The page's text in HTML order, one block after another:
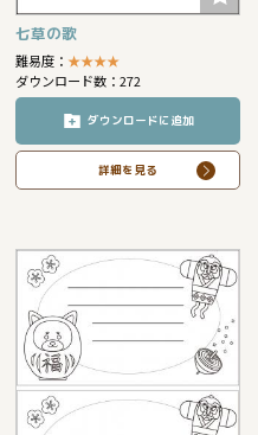
七草の歌
難易度：★★★★
ダウンロード数：272
ダウンロードに追加
詳細を見る